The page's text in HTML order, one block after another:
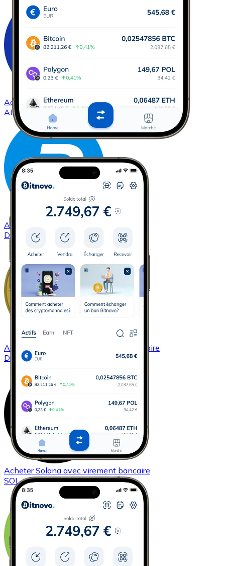
AcheterCardanoavec virement bancaire
ADA
Acheter
DASH
Acheter
avec virement bancaire
DOGE
AcheterSolana avec virement bancaire
SOL